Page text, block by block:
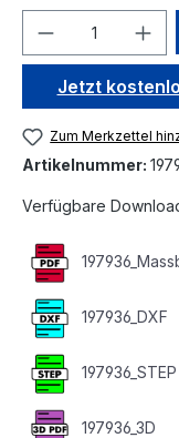
Jetzt
Zum Merkzettel
Artikelnummer:
Verfügbare
197936_DXF
197936_STEP
197936_3D